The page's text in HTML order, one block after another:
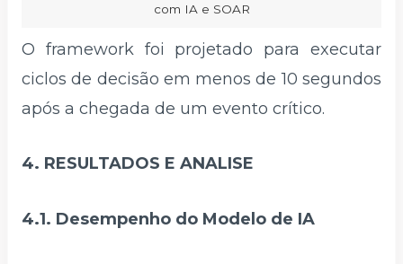
com IA e SOAR
O framework foi projetado para executar
ciclos de decisão em menos de 10 segundos
após a chegada de um evento crítico.
4. RESULTADOS E ANALISE
4.1. Desempenho do Modelo de IA